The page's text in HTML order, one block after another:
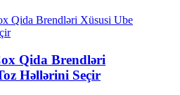
Qida Brendləri
Həllərini Seçir